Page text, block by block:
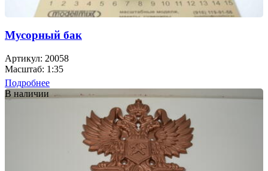
Мусорный бак
Артикул: 20058
Масштаб: 1:35
Подробнее
В наличии